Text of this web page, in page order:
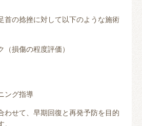
首の捻挫に対して以下のような施術
（損傷の程度評価）
ング指導
わせて、早期回復と再発予防を目的